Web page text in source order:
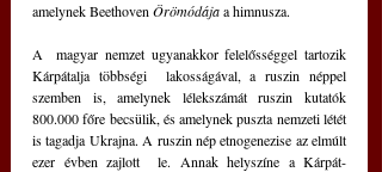
amelynek Beethoven Örömódája a himnusza.
A  magyar nemzet ugyanakkor felelősséggel tartozik
Kárpátalja többségi  lakosságával, a ruszin néppel
szemben is, amelynek lélekszámát ruszin kutatók
800.000 főre becsülik, és amelynek puszta nemzeti létét
is tagadja Ukrajna. A ruszin nép etnogenezise az elmúlt
ezer évben zajlott  le. Annak helyszíne a Kárpát-